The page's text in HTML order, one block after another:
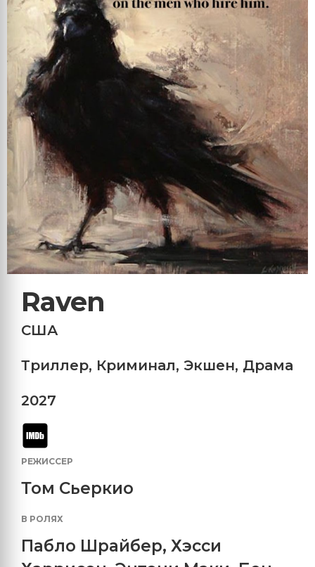
Raven
США
Триллер, Криминал, Экшен, Драма
2027
РЕЖИССЕР
Том Сьеркио
В РОЛЯХ
Пабло Шрайбер, Хэсси